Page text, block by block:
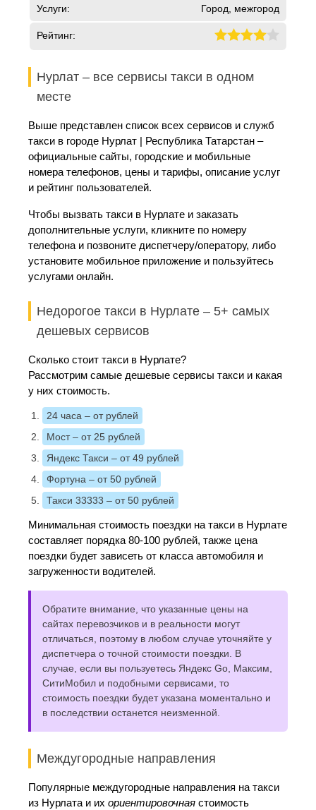
Услуги: Город, межгород
Рейтинг:
Нурлат – все сервисы такси в одном
месте
Выше представлен список всех сервисов и служб
такси в городе Нурлат | Республика Татарстан –
официальные сайты, городские и мобильные
номера телефонов, цены и тарифы, описание услуг
и рейтинг пользователей.
Чтобы вызвать такси в Нурлате и заказать
дополнительные услуги, кликните по номеру
телефона и позвоните диспетчеру/оператору, либо
установите мобильное приложение и пользуйтесь
услугами онлайн.
Недорогое такси в Нурлате – 5+ самых
дешевых сервисов
Сколько стоит такси в Нурлате?
Рассмотрим самые дешевые сервисы такси и какая
у них стоимость.
24 часа – от рублей
Мост– от 25 рублей
Яндекс Такси – от 49 рублей
Фортуна – от 50 рублей
Такси 33333 – от 50 рублей
Минимальная стоимость поездки на такси в Нурлате
составляет порядка 80-100 рублей, также цена
поездки будет зависеть от класса автомобиля и
загруженности водителей.
Обратите внимание, что указанные цены на
сайтах перевозчиков и в реальности могут
отличаться, поэтому в любом случае уточняйте у
диспетчера о точной стоимости поездки. В
случае, если вы пользуетесь Яндекс Go, Максим,
СитиМобил и подобными сервисами, то
стоимость поездки будет указана моментально и
в последствии останется неизменной.
Междугородные направления
Популярные междугородные направления на такси
из Нурлата и их ориентировочная стоимость